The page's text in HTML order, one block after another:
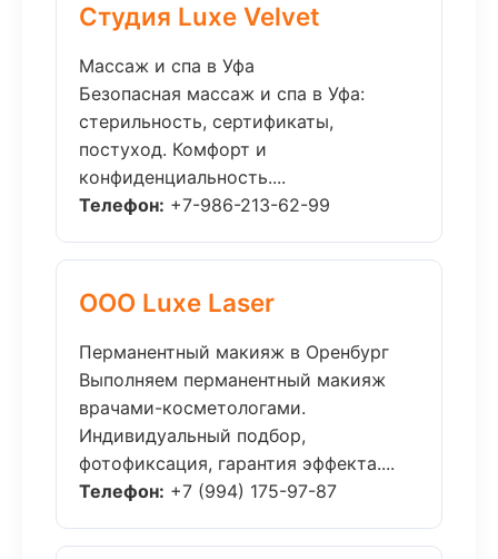
Студия Luxe Velvet
Массаж и спа в Уфа
Безопасная массаж и спа в Уфа:
стерильность, сертификаты,
постуход. Комфорт и
конфиденциальность....
Телефон: +7-986-213-62-99
ООО Luxe Laser
Перманентный макияж в Оренбург
Выполняем перманентный макияж
врачами-косметологами.
Индивидуальный подбор,
фотофиксация, гарантия эффекта....
Телефон: +7 (994) 175-97-87